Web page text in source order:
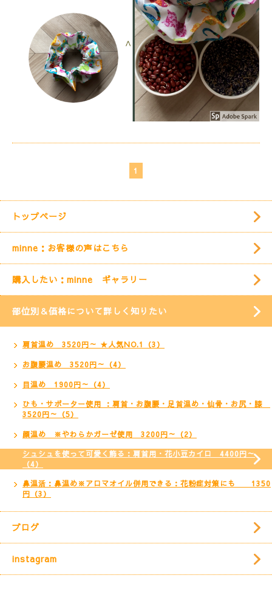
1
トップページ
minne：お客様の声はこちら
購入したい：minne ギャラリー
部位別＆価格について詳しく知りたい
肩首温め 3520円～ ★人気NO.1（3）
お腹腰温め 3520円～（4）
目温め 1900円～（4）
ひも・サポーター使用 ：肩首・お腹腰・足首温め・仙骨・お尻・膝
3520円～（5）
顔温め ※やわらかガーゼ使用 3200円～（2）
シュシュを使って可愛く飾る：肩首用・花小豆カイロ 4400円～
（4）
鼻温活：鼻温め※アロマオイル併用できる：花粉症対策にも 1350
円（3）
ブログ
instagram